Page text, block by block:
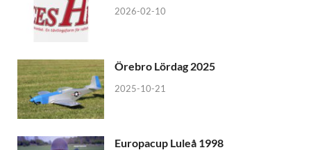
2026-02-10
Örebro Lördag 2025
2025-10-21
Europacup Luleå 1998